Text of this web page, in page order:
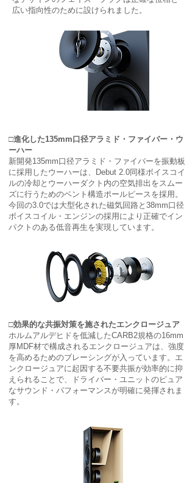
広い指向性のために設けられました。
□進化した135mm口径アラミド・ファイバー・ウ
ーハー
新開発135mm口径アラミド・ファイバーを振動板
に採用したウーハーは、Debut 2.0同様ボイスコイ
ルの冷却とウーハーダクト内の空気排出をスムー
ズに行うためのベント構造ポールピースを採用。
今回の3.0では大型化された磁気回路と38mm口径
ボイスコイル・エンジンの採用により正確でイン
パクトのある低音再生を実現しています。
□効果的な共振対策を施されたエンクロージュア
ホルムアルデヒドを低減したCARB2規格の16mm
厚MDF材で構成されるエンクロージュアは、強度
を高めるためのブレーシングが入っています。エ
ンクロージュアに起因する不要共振が効率的に抑
えられることで、ドライバー・ユニットのピュア
なサウンド・パフォーマンスが明確に発揮されま
す。